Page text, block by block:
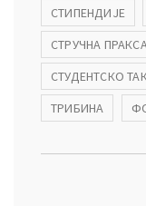
СТИПЕНДИЈЕ
СТРУЧНА
СТУДЕНТСКО
ТРИБИНА